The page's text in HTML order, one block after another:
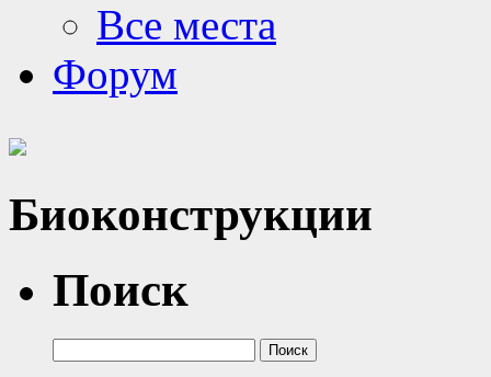
Все места
Форум
Биоконструкции
Поиск